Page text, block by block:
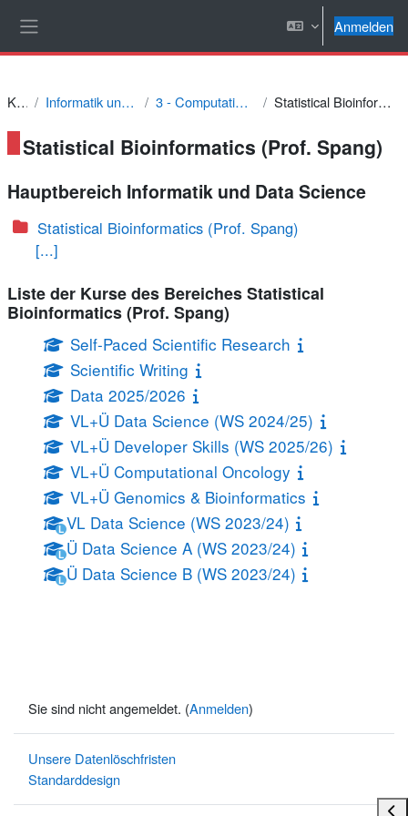
Anmelden
Kurse Informatik und Data Science 3 - Computational Life Science Statistical Bioinformatics (Prof. Spang)
Statistical Bioinformatics (Prof. Spang)
Hauptbereich Informatik und Data Science
Statistical Bioinformatics (Prof. Spang)
[...]
Liste der Kurse des Bereiches Statistical
Bioinformatics (Prof. Spang)
Self-Paced Scientific Research
Scientific Writing
Data 2025/2026
VL+Ü Data Science (WS 2024/25)
VL+Ü Developer Skills (WS 2025/26)
VL+Ü Computational Oncology
VL+Ü Genomics & Bioinformatics
LVL Data Science (WS 2023/24)
LÜ Data Science A (WS 2023/24)
LÜ Data Science B (WS 2023/24)
Sie sind nicht angemeldet. (Anmelden)
Unsere Datenlöschfristen
Standarddesign